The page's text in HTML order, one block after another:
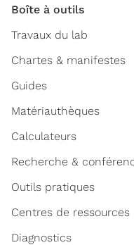
Boîte à outils
Travaux du lab
Chartes & manifestes
Guides
Matériauthèques
Calculateurs
Recherche &
Outils pratiques
Centres de ressources
Diagnostics